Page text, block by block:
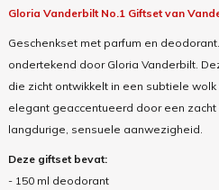
Gloria Vanderbilt No.1 Giftset van
Geschenkset met parfum en
ondertekend door Gloria Vanderbilt.
die zicht ontwikkelt in een subtiele
elegant geaccentueerd door een
langdurige, sensuele aanwezigheid.
Deze giftset bevat:
- 150 ml deodorant